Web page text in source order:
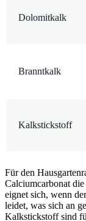
Dolomitkalk
Branntkalk
Kalkstickstoff
Für den
Calciumcarbonat
eignet sich, wenn
leidet, was sich an
Kalkstickstoff sind